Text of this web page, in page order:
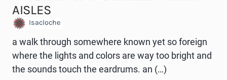
AISLES
Isacloche
a walk through somewhere known yet so foreign
where the lights and colors are way too bright and
the sounds touch the eardrums. an (…)